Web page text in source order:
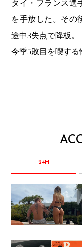
タイ・フランス選
を手放した。その
途中3失点で降板。
今季5敗目を喫する
24H